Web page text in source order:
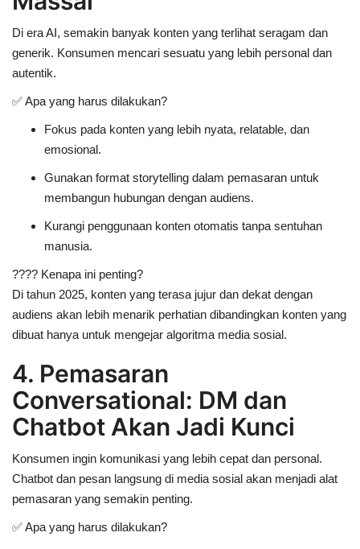
Di era AI, semakin banyak konten yang terlihat seragam dan
generik. Konsumen mencari sesuatu yang lebih personal dan
autentik.
✅Apa yang harus dilakukan?
Fokus pada konten yang lebih nyata, relatable, dan
emosional.
Gunakan format storytelling dalam pemasaran untuk
membangun hubungan dengan audiens.
Kurangi penggunaan konten otomatis tanpa sentuhan
manusia.
???? Kenapa ini penting?
Di tahun 2025, konten yang terasa jujur dan dekat dengan
audiens akan lebih menarik perhatian dibandingkan konten yang
dibuat hanya untuk mengejar algoritma media sosial.
4. Pemasaran
Conversational: DM dan
Chatbot Akan Jadi Kunci
Konsumen ingin komunikasi yang lebih cepat dan personal.
Chatbot dan pesan langsung di media sosial akan menjadi alat
pemasaran yang semakin penting.
✅Apa yang harus dilakukan?